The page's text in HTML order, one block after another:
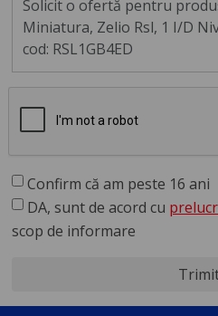
Confirm că am peste 16 ani
DA, sunt de acord cu
scop de informare